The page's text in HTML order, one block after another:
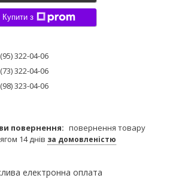
Купити з
322-04-06
322-04-06
323-04-06
повернення товару
14 днів за домовленістю